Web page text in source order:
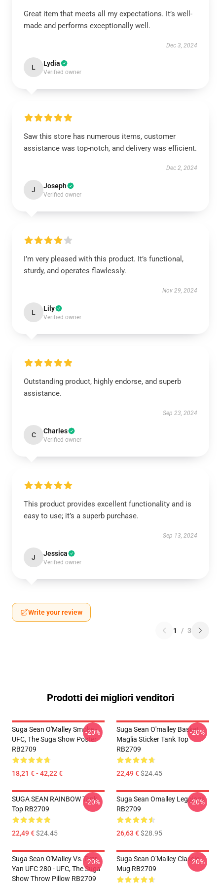
Great item that meets all my expectations. It’s well-
made and performs exceptionally well.
Dec 3, 2024
L Lydia
Verified owner
Saw this store has numerous items, customer
assistance was top-notch, and delivery was efficient.
Dec 2, 2024
J Joseph
Verified owner
I’m very pleased with this product. It’s functional,
sturdy, and operates flawlessly.
Nov 29, 2024
L Lily
Verified owner
Outstanding product, highly endorse, and superb
assistance.
Sep 23, 2024
C Charles
Verified owner
This product provides excellent functionality and is
easy to use; it’s a superb purchase.
Sep 13, 2024
J Jessica
Verified owner
Write your review
1 / 3
Prodotti dei migliori venditori
Suga Sean O'Malley Smoke -
UFC, The Suga Show Poster
RB2709
18,21 € - 42,22 €
-20%
Suga Sean O'malley Basket
Maglia Sticker Tank Top
RB2709
22,49 €$24.45
-20%
SUGA SEAN RAINBOW Tank
Top RB2709
22,49 €$24.45
-20%
Suga Sean Omalley Leggings
RB2709
26,63 €$28.95
-20%
Suga Sean O'Malley Vs. Petr
Yan UFC 280 - UFC, The Suga
Show Throw Pillow RB2709
-20%
Suga Sean O'Malley Classic
Mug RB2709
-20%